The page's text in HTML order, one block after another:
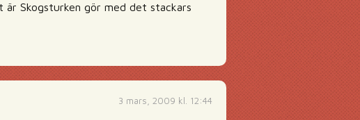
Skogsturken gör med det stackars
3 mars, 2009 kl. 12:44